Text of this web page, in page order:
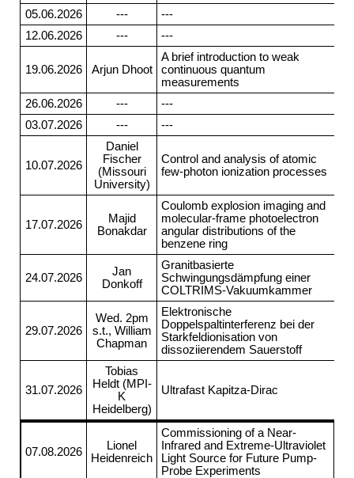
05.06.2026
---
---
12.06.2026
--- ---
19.06.2026 Arjun Dhoot
A brief introduction to weak
continuous quantum
measurements
26.06.2026
---
---
03.07.2026
--- ---
10.07.2026
Daniel
Fischer
(Missouri
University)
Control and analysis of atomic
few-photon ionization processes
17.07.2026
Majid
Bonakdar
Coulomb explosion imaging and
molecular-frame photoelectron
angular distributions of the
benzene ring
24.07.2026
Jan
Donkoff
Granitbasierte
Schwingungsdämpfung einer
COLTRIMS-Vakuumkammer
29.07.2026
Wed. 2pm
s.t., William
Chapman
Elektronische
Doppelspaltinterferenz bei der
Starkfeldionisation von
dissoziierendem Sauerstoff
31.07.2026
Tobias
Heldt (MPI-
K
Heidelberg)
Ultrafast Kapitza-Dirac
07.08.2026
Lionel
Heidenreich
Commissioning of a Near-
Infrared and Extreme-Ultraviolet
Light Source for Future Pump-
Probe Experiments